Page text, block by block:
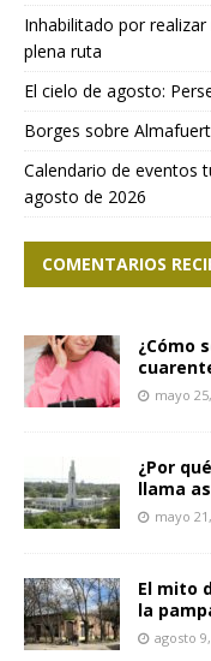
Inhabilitado por
plena ruta
El cielo de agosto:
Borges sobre
Calendario de eventos
agosto de 2026
COMENTARIOS
¿Cómo
mayo
¿Por
llama
mayo
El mito
la
agosto